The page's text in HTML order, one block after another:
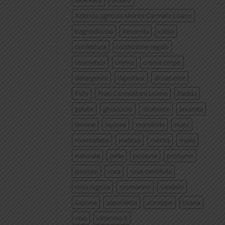
Azienda agricola Monte Carmelo Loano
bagnodoccia
bevanda
calda
confettura
confezione regalo
cosmetico
crema
crema corpo
detergente
digestivo
dissetante
Fichi
Frati Carmelitani Loano
fredda
gelato
ghiacciolo idratante
lavanda
limone
liquore mandorle
mani
marmellate
melissa menta
miele
naturale
pelle pozione
profumo
psoriasi
rosa
rosa centifolia
rosa rugosa
rosmarino
sandalo
sapone
saponetta sciroppo
tisana
viso
vitamina E